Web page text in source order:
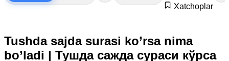
Xatchoplar
Tushda sajda surasi ko’rsa nima
bo’ladi | Тушда сажда сураси кўрса